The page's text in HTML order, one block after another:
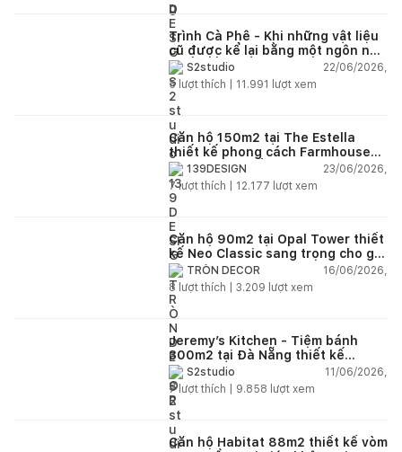
Trình Cà Phê - Khi những vật liệu
cũ được kể lại bằng một ngôn ngữ
thiết kế mới
S2studio
22/06/2026,
5 lượt thích | 11.991 lượt xem
Căn hộ 150m2 tại The Estella
thiết kế phong cách Farmhouse
thanh lịch và ấm áp
139DESIGN
23/06/2026,
7lượt thích | 12.177 lượt xem
Căn hộ 90m2 tại Opal Tower thiết
kế Neo Classic sang trọng cho gia
đình trẻ
TRÒN DECOR
16/06/2026,
8 lượt thích | 3.209 lượt xem
Jeremy’s Kitchen - Tiệm bánh
300m2 tại Đà Nẵng thiết kế
phong cách công nghiệp hiện đại
ngập tràn ánh sáng tự nhiên
S2studio
11/06/2026,
7lượt thích | 9.858 lượt xem
Căn hộ Habitat 88m2 thiết kế vòm